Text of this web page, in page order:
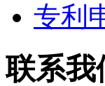
专利
联系我